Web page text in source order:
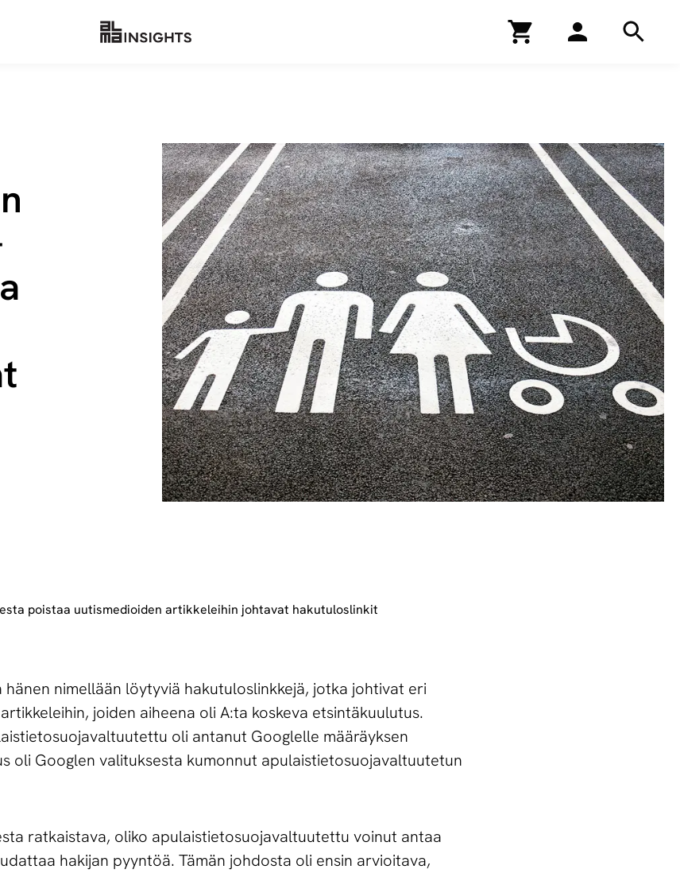
poistaa uutismedioiden artikkeleihin johtavat hakutuloslinkit
nimellään löytyviä hakutuloslinkkejä, jotka johtivat eri
joiden aiheena oli A:ta koskeva etsintäkuulutus.
oli antanut Googlelle määräyksen
oli Googlen valituksesta kumonnut apulaistietosuojavaltuutetun
ratkaistava, oliko apulaistietosuojavaltuutettu voinut antaa
hakijan pyyntöä. Tämän johdosta oli ensin arvioitava,